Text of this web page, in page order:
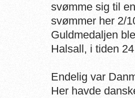
svømme sig til
svømmer her 2/
Guldmedaljen
Halsall, i tiden
Endelig var
Her havde